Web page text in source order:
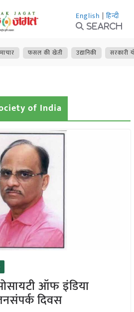
English | हिन्दी
Search
फसल की खेती उद्यानिकी सरकारी
of India
ऑफ इंडिया
दिवस